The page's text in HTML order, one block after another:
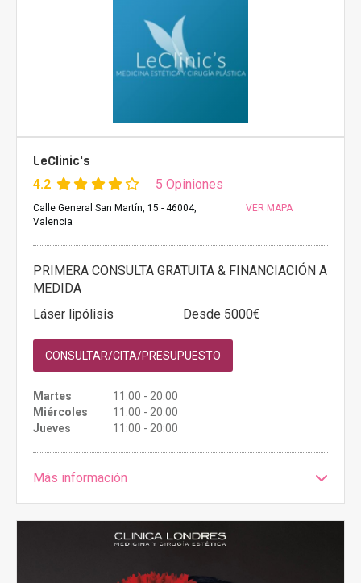
LeClinic's
4.2 5 Opiniones
Calle General San Martín, 15 - 46004,
Valencia
VER MAPA
PRIMERA CONSULTA GRATUITA & FINANCIACIÓN A
MEDIDA
Láser lipólisis
Desde 5000€
CONSULTAR/CITA/PRESUPUESTO
Martes
11:00 - 20:00
Miércoles
11:00 - 20:00
Jueves
11:00 - 20:00
Más información